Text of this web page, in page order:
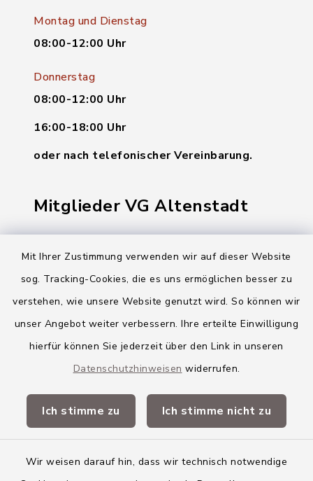
Mit Ihrer Zustimmung verwenden wir auf dieser Website
sog. Tracking-Cookies, die es uns ermöglichen besser zu
verstehen, wie unsere Website genutzt wird. So können wir
unser Angebot weiter verbessern. Ihre erteilte Einwilligung
hierfür können Sie jederzeit über den Link in unseren
Datenschutzhinweisen widerrufen.
Ich stimme zu Ich stimme nicht zu
Wir weisen darauf hin, dass wir technisch notwendige
Montag und Dienstag
08:00-12:00 Uhr
Donnerstag
08:00-12:00 Uhr
16:00-18:00 Uhr
oder nach telefonischer Vereinbarung.
Mitglieder VG Altenstadt
Markt Altenstadt
Gemeinde Osterberg
VG Altenstadt
Landkreis Neu-Ulm